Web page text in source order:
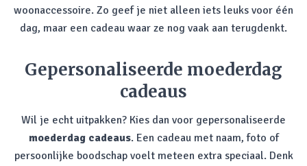
woonaccessoire. Zo geef je niet alleen iets leuks voor één
dag, maar een cadeau waar ze nog vaak aan terugdenkt.
Gepersonaliseerde moederdag
cadeaus
Wil je echt uitpakken? Kies dan voor gepersonaliseerde
moederdag cadeaus. Een cadeau met naam, foto of
persoonlijke boodschap voelt meteen extra speciaal. Denk